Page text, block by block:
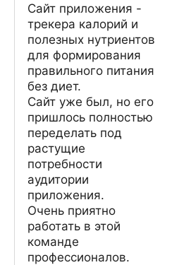
Сайт приложения -
трекера калорий и
полезных нутриентов
для формирования
правильного питания
без диет.
Сайт уже был, но его
пришлось полностью
переделать под
растущие
потребности
аудитории
приложения.
Очень приятно
работать в этой
команде
профессионалов.